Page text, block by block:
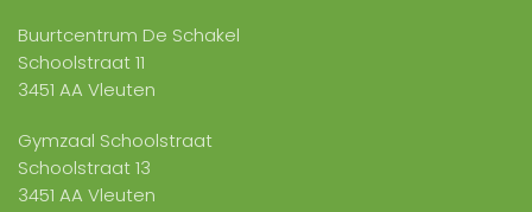
Buurtcentrum De Schakel
Schoolstraat 11
3451 AA Vleuten
Gymzaal Schoolstraat
Schoolstraat 13
3451 AA Vleuten